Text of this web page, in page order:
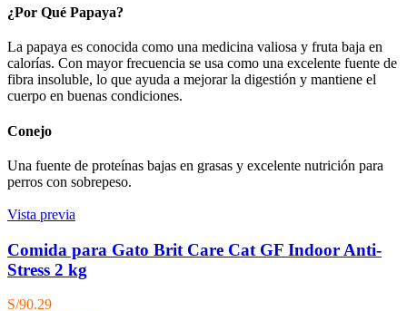
¿Por Qué Papaya?
La papaya es conocida como una medicina valiosa y fruta baja en
calorías. Con mayor frecuencia se usa como una excelente fuente de
fibra insoluble, lo que ayuda a mejorar la digestión y mantiene el
cuerpo en buenas condiciones.
Conejo
Una fuente de proteínas bajas en grasas y excelente nutrición para
perros con sobrepeso.
Vista previa
Comida para Gato Brit Care Cat GF Indoor Anti-
Stress 2 kg
S/90.29